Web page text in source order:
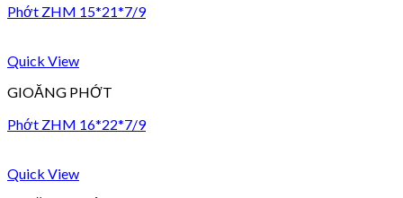
Phớt ZHM 15*21*7/9
Quick View
GIOĂNG PHỚT
Phớt ZHM 16*22*7/9
Quick View